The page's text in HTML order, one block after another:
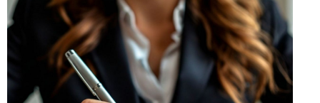
Авторские материалы
Видео
Телефон редакции: +7 495 727-01-67
Электронные почты редакции: